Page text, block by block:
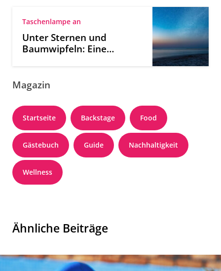
Taschenlampe an
Unter Sternen und
Baumwipfeln: Eine
Magazin
Startseite Backstage Food
Gästebuch Guide Nachhaltigkeit
Wellness
Ähnliche Beiträge